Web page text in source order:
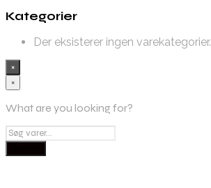
Kategorier
Der eksisterer ingen varekategorier.
×
×
What are you looking for?